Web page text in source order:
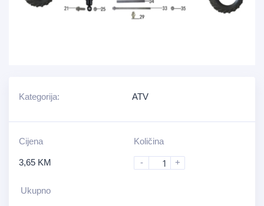
Kategorija: ATV
Cijena
3,65 KM
Količina
- +
Ukupno